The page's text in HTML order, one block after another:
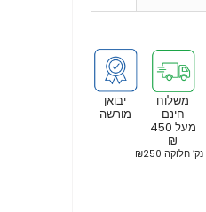
יבואן
מורשה
משלוח
חינם
מעל 450
₪
נק’ חלוקה ₪250